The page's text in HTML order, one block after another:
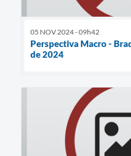
05 NOV 2024 - 09h42
Perspectiva Macro -
de 2024